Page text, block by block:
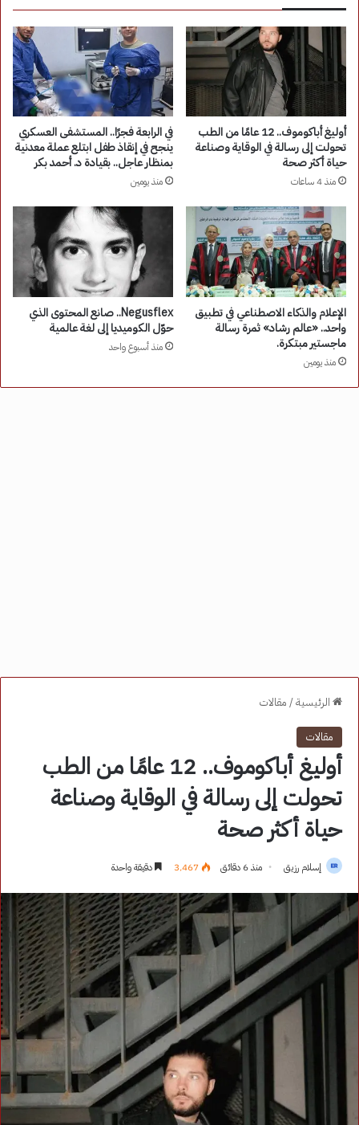
أوليغ أباكوموف.. 12 عامًا من الطب
تحولت إلى رسالة في الوقاية وصناعة
حياة أكثر صحة
منذ 4 ساعات
في الرابعة فجرًا.. المستشفى العسكري
ينجح في إنقاذ طفل ابتلع عملة معدنية
بمنظار عاجل.. بقيادة د. أحمد بكر
منذ يومين
الإعلام والذكاء الاصطناعي في تطبيق
واحد.. «عالم رشاد» ثمرة رسالة
ماجستير مبتكرة.
منذ يومين
Negusflex.. صانع المحتوى الذي
حوّل الكوميديا إلى لغة عالمية
منذ أسبوع واحد